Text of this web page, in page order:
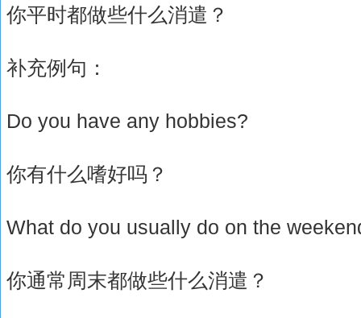
你平时都做些什么消遣？
补充例句：
Do you have any hobbies?
你有什么嗜好吗？
What do you usually do on the
你通常周末都做些什么消遣？